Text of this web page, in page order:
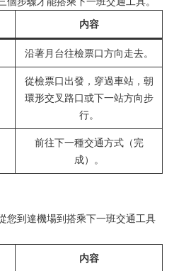
内容
沿著月台往檢票口方向走去。
從檢票口出發，穿過車站，朝
環形交叉路口或下一站方向步
行。
前往下一種交通方式（完
成）。
您到達機場到搭乘下一班交通工具
内容